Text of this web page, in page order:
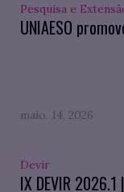
Pesquisa e
UNIAESO
maio. 14, 2026
Devir
IX DEVIR